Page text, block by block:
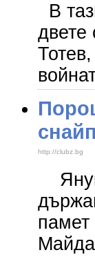
В
двете
http://clubz.bg
памет